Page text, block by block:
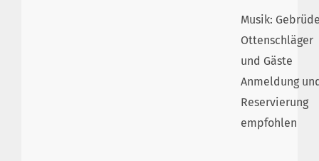
Musik:
Ottenschläger
und Gäste
Anmeldung
Reservierung
empfohlen